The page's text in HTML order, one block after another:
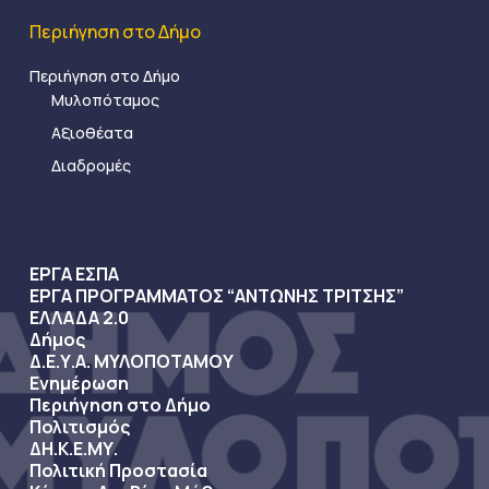
Περιήγηση στο Δήμο
Περιήγηση στο Δήμο
Μυλοπόταμος
Αξιοθέατα
Διαδρομές
ΕΡΓΑ ΕΣΠΑ
ΕΡΓΑ ΠΡΟΓΡΑΜΜΑΤΟΣ “ΑΝΤΩΝΗΣ ΤΡΙΤΣΗΣ”
ΕΛΛΑΔΑ 2.0
Δήμος
Δ.Ε.Υ.Α. ΜΥΛΟΠΟΤΑΜΟΥ
Ενημέρωση
Περιήγηση στο Δήμο
Πολιτισμός
ΔΗ.Κ.Ε.ΜΥ.
Πολιτική Προστασία